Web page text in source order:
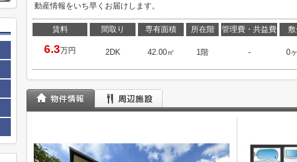
動産情報をいち早くお届けします。
賃料
6.3万円
間取り
2DK
専有面積
42.00㎡
所在階
1階
管理費・共益費
- 0